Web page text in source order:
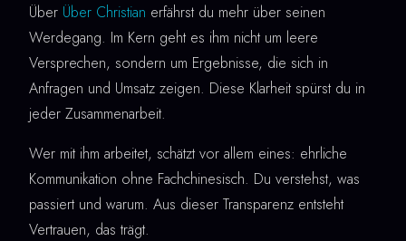
Über Über Christian erfährst du mehr über seinen
Werdegang. Im Kern geht es ihm nicht um leere
Versprechen, sondern um Ergebnisse, die sich in
Anfragen und Umsatz zeigen. Diese Klarheit spürst du in
jeder Zusammenarbeit.
Wer mit ihm arbeitet, schätzt vor allem eines: ehrliche
Kommunikation ohne Fachchinesisch. Du verstehst, was
passiert und warum. Aus dieser Transparenz entsteht
Vertrauen, das trägt.